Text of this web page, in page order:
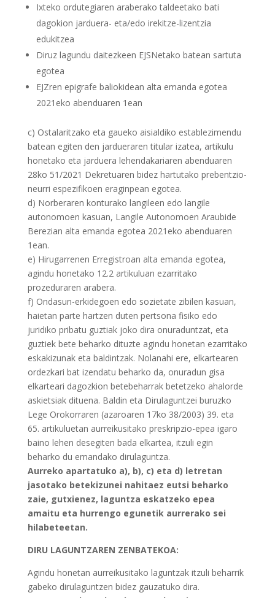
Ixteko ordutegiaren araberako taldeetako bati
dagokion jarduera- eta/edo irekitze-lizentzia
edukitzea
Diruz lagundu daitezkeen EJSNetako batean sartuta
egotea
EJZren epigrafe baliokidean alta emanda egotea
2021eko abenduaren 1ean
c) Ostalaritzako eta gaueko aisialdiko establezimendu
batean egiten den jardueraren titular izatea, artikulu
honetako eta jarduera lehendakariaren abenduaren
28ko 51/2021 Dekretuaren bidez hartutako prebentzio-
neurri espezifikoen eraginpean egotea.
d) Norberaren konturako langileen edo langile
autonomoen kasuan, Langile Autonomoen Araubide
Berezian alta emanda egotea 2021eko abenduaren
1ean.
e) Hirugarrenen Erregistroan alta emanda egotea,
agindu honetako 12.2 artikuluan ezarritako
prozeduraren arabera.
f) Ondasun-erkidegoen edo sozietate zibilen kasuan,
haietan parte hartzen duten pertsona fisiko edo
juridiko pribatu guztiak joko dira onuraduntzat, eta
guztiek bete beharko dituzte agindu honetan ezarritako
eskakizunak eta baldintzak. Nolanahi ere, elkartearen
ordezkari bat izendatu beharko da, onuradun gisa
elkarteari dagozkion betebeharrak betetzeko ahalorde
askietsiak dituena. Baldin eta Dirulaguntzei buruzko
Lege Orokorraren (azaroaren 17ko 38/2003) 39. eta
65. artikuluetan aurreikusitako preskripzio-epea igaro
baino lehen desegiten bada elkartea, itzuli egin
beharko du emandako dirulaguntza.
Aurreko apartatuko a), b), c) eta d) letretan
jasotako betekizunei nahitaez eutsi beharko
zaie, gutxienez, laguntza eskatzeko epea
amaitu eta hurrengo egunetik aurrerako sei
hilabeteetan.
DIRU LAGUNTZAREN ZENBATEKOA:
Agindu honetan aurreikusitako laguntzak itzuli beharrik
gabeko dirulaguntzen bidez gauzatuko dira.